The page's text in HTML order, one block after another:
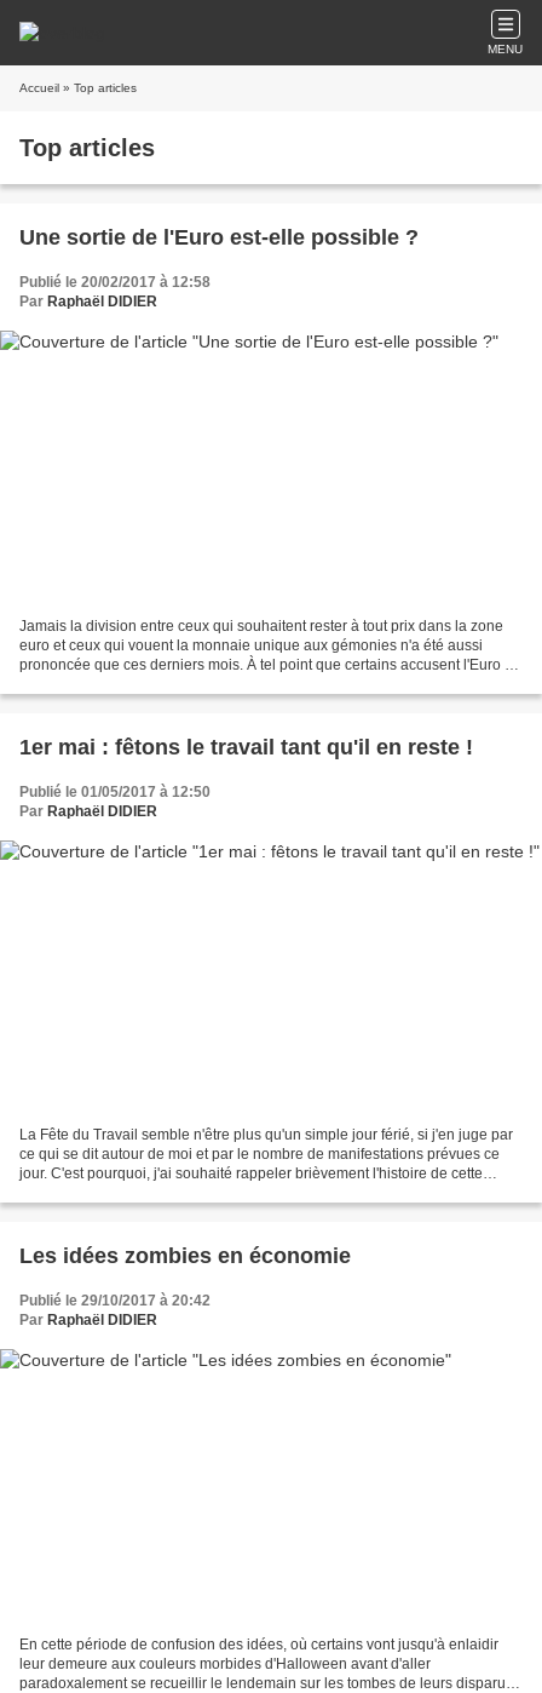
MENU
Accueil » Top articles
Top articles
Une sortie de l'Euro est-elle possible ?
Publié le 20/02/2017 à 12:58
Par Raphaël DIDIER
Jamais la division entre ceux qui souhaitent rester à tout prix dans la zone
euro et ceux qui vouent la monnaie unique aux gémonies n'a été aussi
prononcée que ces derniers mois. À tel point que certains accusent l'Euro de
1er mai : fêtons le travail tant qu'il en reste !
Publié le 01/05/2017 à 12:50
Par Raphaël DIDIER
La Fête du Travail semble n'être plus qu'un simple jour férié, si j'en juge par
ce qui se dit autour de moi et par le nombre de manifestations prévues ce
jour. C'est pourquoi, j'ai souhaité rappeler brièvement l'histoire de cette
Les idées zombies en économie
Publié le 29/10/2017 à 20:42
Par Raphaël DIDIER
En cette période de confusion des idées, où certains vont jusqu'à enlaidir
leur demeure aux couleurs morbides d'Halloween avant d'aller
paradoxalement se recueillir le lendemain sur les tombes de leurs disparus,